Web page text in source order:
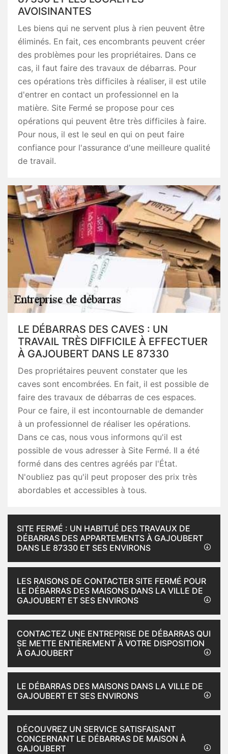
AVOISINANTES
Les biens qui ne servent plus à rien peuvent être
éliminés. En fait, ces encombrants peuvent créer
des problèmes pour les propriétaires. Dans ce
cas, il faut faire des travaux de débarras. Pour
ces opérations très difficiles à réaliser, il est utile
d'entrer en contact un professionnel en la
matière. Site Fermé se propose pour ces
opérations qui peuvent être très difficiles à faire.
Pour nous, il est le seul en qui on peut faire
confiance pour l'assurance d'une meilleure qualité
de travail.
LE DÉBARRAS DES CAVES : UN
TRAVAIL TRÈS DIFFICILE À EFFECTUER
À GAJOUBERT DANS LE 87330
Des propriétaires peuvent constater que les
caves sont encombrées. En fait, il est possible de
faire des travaux de débarras de ces espaces.
Pour ce faire, il est incontournable de demander
à un professionnel de réaliser les opérations.
Dans ce cas, nous vous informons qu'il est
possible de vous adresser à Site Fermé. Il a été
formé dans des centres agréés par l'État.
N'oubliez pas qu'il peut proposer des prix très
abordables et accessibles à tous.
SITE FERMÉ : UN HABITUÉ DES TRAVAUX DE
DÉBARRAS DES APPARTEMENTS À GAJOUBERT
DANS LE 87330 ET SES ENVIRONS
LES RAISONS DE CONTACTER SITE FERMÉ POUR
LE DÉBARRAS DES MAISONS DANS LA VILLE DE
GAJOUBERT ET SES ENVIRONS
CONTACTEZ UNE ENTREPRISE DE DÉBARRAS QUI
SE METTE ENTIÈREMENT À VOTRE DISPOSITION
À GAJOUBERT
LE DÉBARRAS DES MAISONS DANS LA VILLE DE
GAJOUBERT ET SES ENVIRONS
DÉCOUVREZ UN SERVICE SATISFAISANT
CONCERNANT LE DÉBARRAS DE MAISON À
GAJOUBERT